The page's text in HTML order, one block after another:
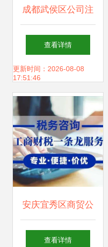
成都武侯区公司注
册与代理记账服务
指南
查看详情
更新时间：2026-08-08
17:51:46
安庆宜秀区商贸公
司代理记账费用,安
查看详情